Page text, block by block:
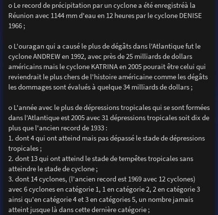
o Le record de précipitation par un cyclone a été enregistréà la
Réunion avec 1144 mm d'eau en 12 heures par le cyclone DENISE
1966 ;
o L'ouragan qui a causé le plus de dégâts dans l'Atlantique fut le
cyclone ANDREW en 1992, avec près de 25 milliards de dollars
américains mais le cyclone KATRINA en 2005 pourait être celui qui
reviendrait le plus chers de l'histoire américaine comme les dégâts
les dommages sont évalués à quelque 34 milliards de dollars ;
o L'année avec le plus de dépressions tropicales qui se sont formées
dans l'Atlantique est 2005 avec 31 dépressions tropicales soit dix de
plus que l'ancien record de 1933 :
1. dont 4 qui ont atteind mais pas dépassé le stade de dépressions
tropicales ;
2. dont 13 qui ont atteind le stade de tempêtes tropicales sans
atteindre le stade de cyclone ;
3. dont 14 cyclones, (l'ancien record est 1969 avec 12 cyclones)
avec 6 cyclones en catégorie 1, 1 en catégorie 2, 2 en catégorie 3
ainsi qu'en catégorie 4 et 3 en catégories 5, un nombre jamais
atteint jusque là dans cette dernière catégorie ;